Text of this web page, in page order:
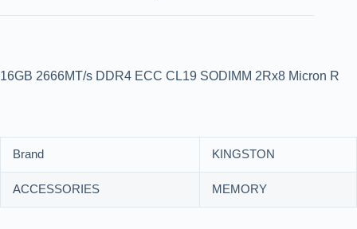
16GB 2666MT/s DDR4 ECC CL19 SODIMM 2Rx8 Micron R
Brand
KINGSTON
ACCESSORIES
MEMORY